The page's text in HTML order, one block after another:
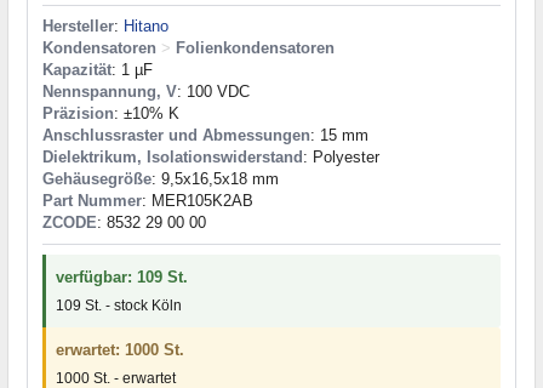
Hersteller: Hitano
Kondensatoren > Folienkondensatoren
Kapazität: 1 µF
Nennspannung, V: 100 VDC
Präzision: ±10% K
Anschlussraster und Abmessungen: 15 mm
Dielektrikum, Isolationswiderstand: Polyester
Gehäusegröße: 9,5x16,5x18 mm
Part Nummer: MER105K2AB
ZCODE: 8532 29 00 00
verfügbar: 109 St.
109 St. - stock Köln
erwartet: 1000 St.
1000 St. - erwartet